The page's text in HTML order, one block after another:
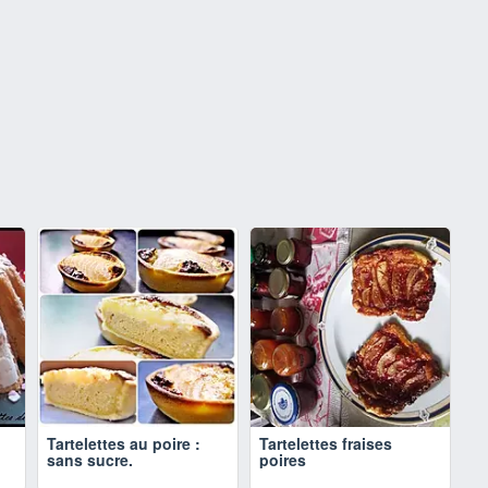
Tartelettes au poire :
sans sucre.
Tartelettes fraises
poires